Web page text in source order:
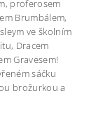
proferosem
Brumbálem,
ve školním
Dracem
Gravesem!
sáčku
brožurkou a